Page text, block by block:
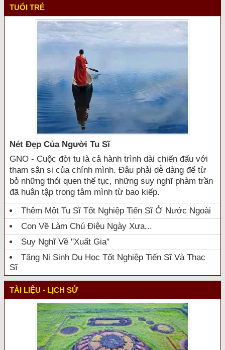
TUỔI TRẺ
Nét Đẹp Của Người Tu Sĩ
GNO - Cuộc đời tu là cả hành trình dài chiến đấu với
tham sân si của chính mình. Đâu phải dễ dàng để từ
bỏ những thói quen thế tục, những suy nghĩ phàm trần
đã huân tập trong tâm mình từ bao kiếp.
Thêm Một Tu Sĩ Tốt Nghiệp Tiến Sĩ Ở Nước Ngoài
Con Về Làm Chú Điệu Ngày Xưa...
Suy Nghĩ Về "xuất Gia"
Tăng Ni Sinh Du Học Tốt Nghiệp Tiến Sĩ Và Thạc
Sĩ
TÀI LIỆU - LỊCH SỬ